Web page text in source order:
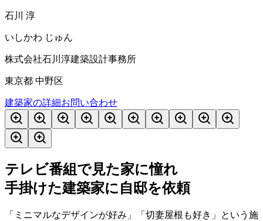
石川 淳
いしかわ じゅん
株式会社石川淳建築設計事務所
東京都 中野区
建築家の詳細お問い合わせ
テレビ番組で見た家に憧れ
手掛けた建築家に自邸を依頼
「ミニマルなデザインが好み」「切妻屋根も好き」という施